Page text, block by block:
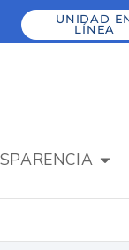
UNIDAD
LÍNEA